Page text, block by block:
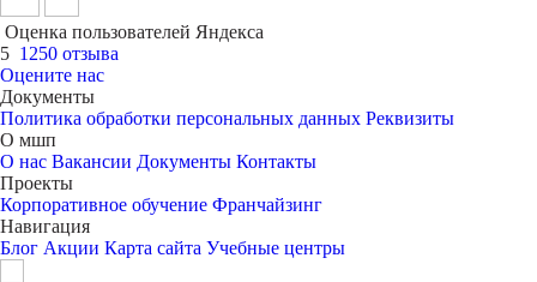
Оценка пользователей Яндекса
5 1250 отзыва
Оцените нас
Документы
Политика обработки персональных данных Реквизиты
О мшп
О нас Вакансии Документы Контакты
Проекты
Корпоративное обучение Франчайзинг
Навигация
Блог Акции Карта сайта Учебные центры